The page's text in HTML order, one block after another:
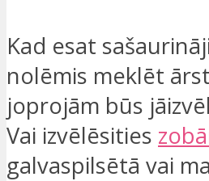
Kad esat
nolēmis meklēt
joprojām būs
Vai izvēlēsities
galvaspilsētā vai